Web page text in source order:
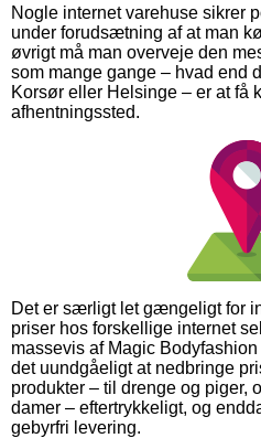
Nogle internet varehuse sikrer
under forudsætning af at man
øvrigt må man overveje den
som mange gange – hvad end
Korsør eller Helsinge – er at få
afhentningssted.
Det er særligt let gængeligt for
priser hos forskellige internet
massevis af Magic
det uundgåeligt at nedbringe
produkter – til drenge og piger,
damer – eftertrykkeligt, og
gebyrfri levering.